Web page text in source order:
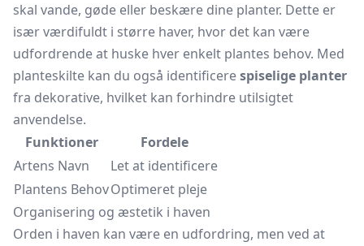
skal vande, gøde eller beskære dine planter. Dette er
især værdifuldt i større haver, hvor det kan være
udfordrende at huske hver enkelt plantes behov. Med
planteskilte kan du også identificerespiselige planter
fra dekorative, hvilket kan forhindre utilsigtet
anvendelse.
Funktioner
Fordele
Artens Navn
Let at identificere
Plantens BehovOptimeret pleje
Organisering og æstetik i haven
Orden i haven kan være en udfordring, men ved at